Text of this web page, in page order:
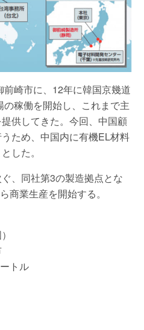
崎市に、12年に韓国京幾道
稼働を開始し、これまで主
供してきた。今回、中国顧
ため、中国内に有機EL材料
した。
、同社第3の製造拠点とな
商業生産を開始する。
トル